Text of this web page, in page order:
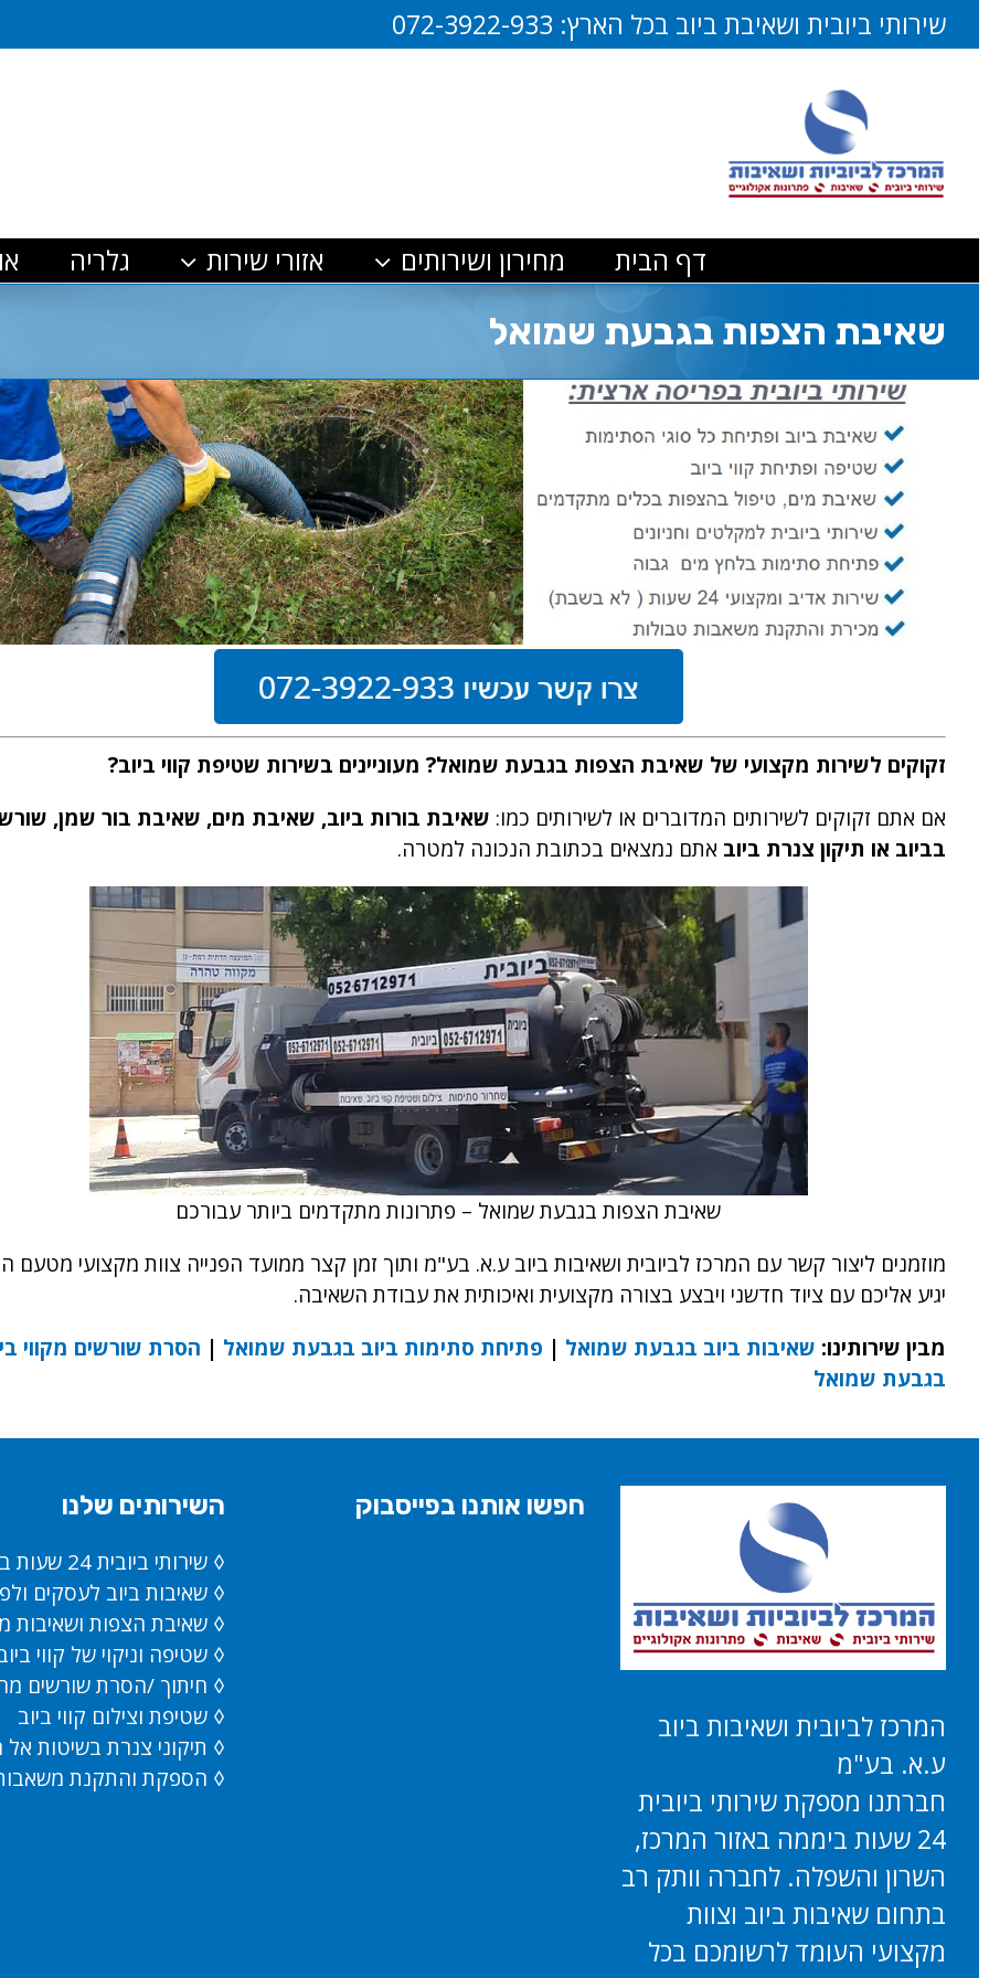
לתוכן
שירותי ביובית ושאיבת ביוב בכל הארץ: 072-3922-933
דף הבית מחירון ושירותים אזורי שירות גלריה
שאיבת הצפות בגבעת שמואל
זקוקים לשירות מקצועי של שאיבת הצפות בגבעת שמואל? מעוניינים בשירות שטיפת קווי ביוב?
אם אתם זקוקים לשירותים המדוברים או לשירותים כמו: שאיבת בורות ביוב, שאיבת מים, שאיבת בור שמן,
בביוב או תיקון צנרת ביוב אתם נמצאים בכתובת הנכונה למטרה.
שאיבת הצפות בגבעת שמואל – פתרונות מתקדמים ביותר עבורכם
מוזמנים ליצור קשר עם המרכז לביובית ושאיבות ביוב ע.א. בע"מ ותוך זמן קצר ממועד הפנייה צוות מקצועי מטעם
יגיע אליכם עם ציוד חדשני ויבצע בצורה מקצועית ואיכותית את עבודת השאיבה.
מבין שירותינו: שאיבות ביוב בגבעת שמואל | פתיחת סתימות ביוב בגבעת שמואל | הסרת שורשים מקווי
בגבעת שמואל
המרכז לביובית ושאיבות ביוב
ע.א. בע"מ
חברתנו מספקת שירותי ביובית
24 שעות ביממה באזור המרכז,
השרון והשפלה. לחברה וותק רב
בתחום שאיבות ביוב וצוות
מקצועי העומד לרשומכם בכל
חפשו אותנו בפייסבוק השירותים שלנו
◊ שירותי ביובית 24 שעות ביממה
◊ שאיבות ביוב לעסקים
◊ שאיבת הצפות ושאיבות
◊ שטיפה וניקוי של קווי
◊ חיתוך /הסרת שורשים
◊ שטיפת וצילום קווי ביוב
◊ תיקוני צנרת בשיטות
◊ הספקת והתקנת